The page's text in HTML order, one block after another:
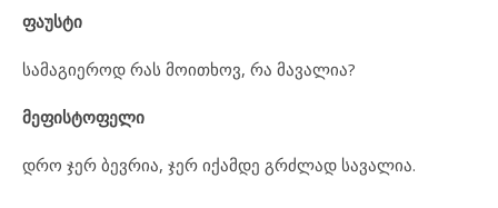
ფაუსტი
სამაგიეროდ რას მოითხოვ, რა მავალია?
მეფისტოფელი
დრო ჯერ ბევრია, ჯერ იქამდე გრძლად სავალია.